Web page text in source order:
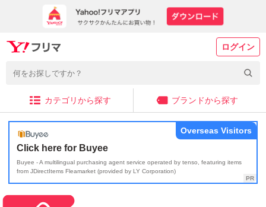
ログイン
カテゴリから探す ブランドから探す
Click here for Buyee
Buyee - A multilingual purchasing agent service operated by tenso, featuring items
from JDirectItems Fleamarket (provided by LY Corporation)
Overseas Visitors